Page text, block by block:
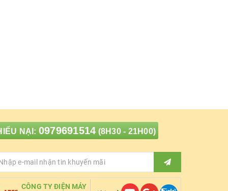
NẠI: 0979691514 (8H30 - 21H00)
CÔNG TY ĐIỆN MÁY